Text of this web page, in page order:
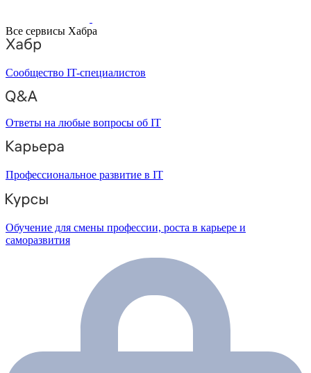
Все сервисы Хабра
Сообщество IT-специалистов
Ответы на любые вопросы об IT
Профессиональное развитие в IT
Обучение для смены профессии, роста в карьере и
саморазвития